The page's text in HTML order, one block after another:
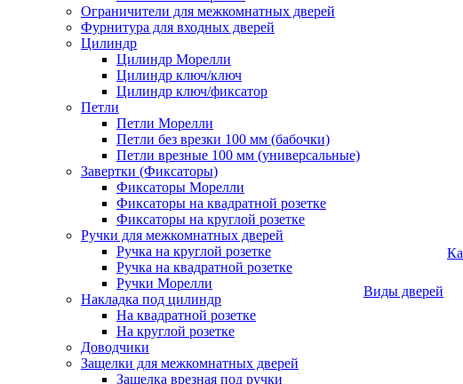
Ограничители для межкомнатных дверей
Фурнитура для входных дверей
Цилиндр
Цилиндр Морелли
Цилиндр ключ/ключ
Цилиндр ключ/фиксатор
Петли
Петли Морелли
Петли без врезки 100 мм (бабочки)
Петли врезные 100 мм (универсальные)
Завертки (Фиксаторы)
Фиксаторы Морелли
Фиксаторы на квадратной розетке
Фиксаторы на круглой розетке
Ручки для межкомнатных дверей
Ручка на круглой розетке
Ручка на квадратной розетке
Ручки Морелли
Накладка под цилиндр
На квадратной розетке
На круглой розетке
Доводчики
Защелки для межкомнатных дверей
Защелка врезная под ручки
Виды дверей